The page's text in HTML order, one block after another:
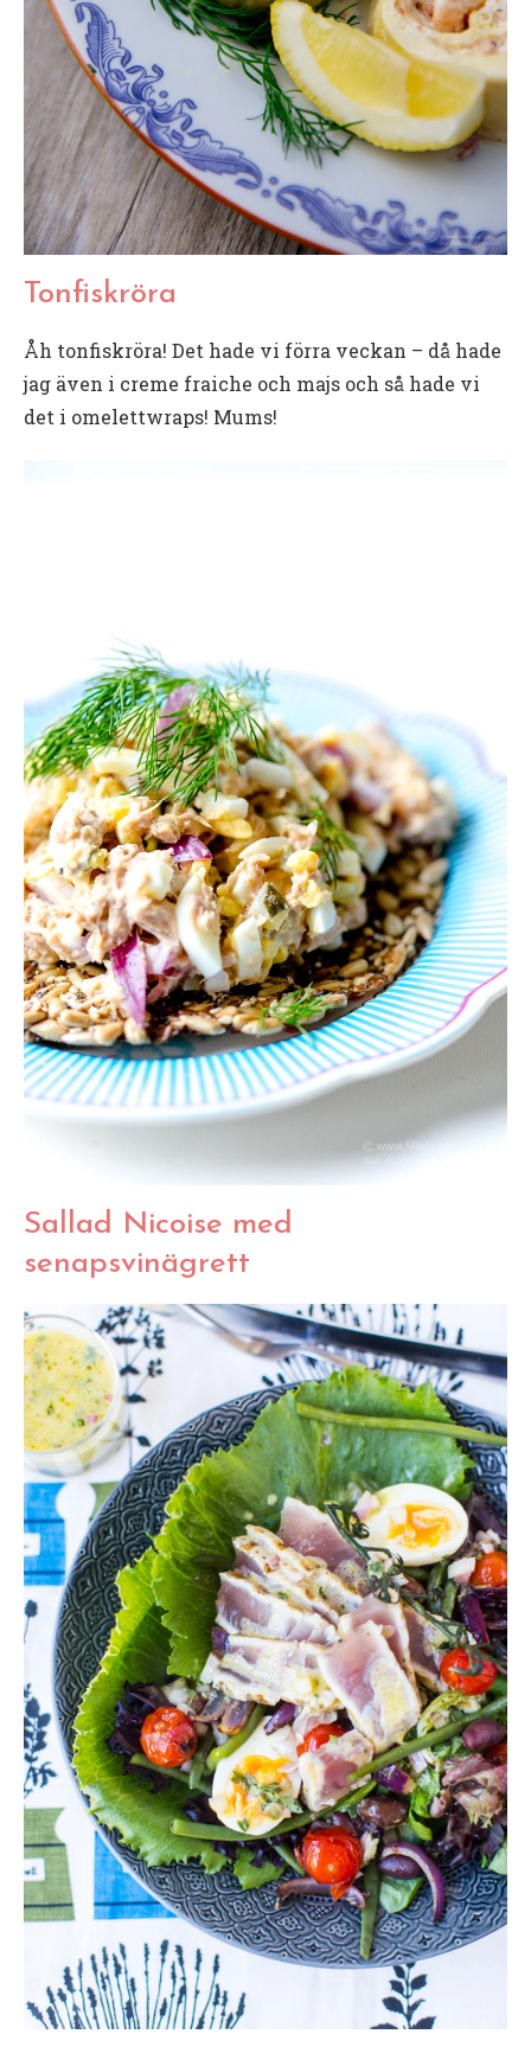
Tonfiskröra
Åh tonfiskröra! Det hade vi förra veckan – då hade
jag även i creme fraiche och majs och så hade vi
det i omelettwraps! Mums!
Sallad Nicoise med
senapsvinägrett